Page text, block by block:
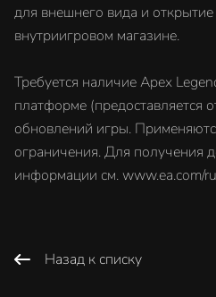
для внешнего вида и
внутриигровом магазине.
Требуется наличие Apex
платформе (предоставляется
обновлений игры.
ограничения. Для получения
информации см. www.ea.com/
Назад к списку